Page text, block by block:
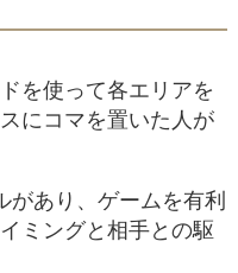
を使って各エリアを
にコマを置いた人が
があり、ゲームを有利
ミングと相手との駆